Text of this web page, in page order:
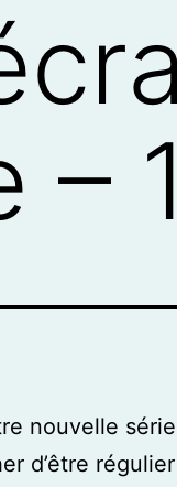
– 1
nouvelle
d’être régulier